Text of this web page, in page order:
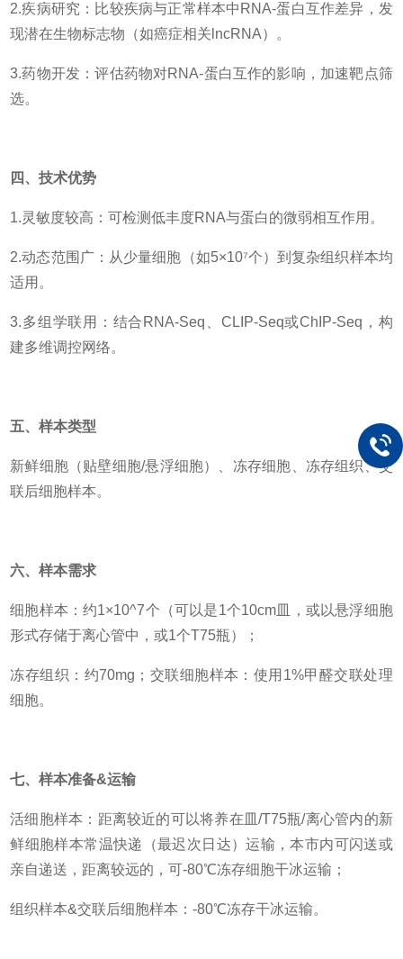
2.疾病研究：比较疾病与正常样本中RNA-蛋白互作差异，发
现潜在生物标志物（如癌症相关lncRNA）。
3.药物开发：评估药物对RNA-蛋白互作的影响，加速靶点筛
选。
四、技术优势
1.灵敏度较高：可检测低丰度RNA与蛋白的微弱相互作用。
2.动态范围广：从少量细胞（如5×10⁷个）到复杂组织样本均
适用。
3.多组学联用：结合RNA-Seq、CLIP-Seq或ChIP-Seq，构
建多维调控网络。
五、样本类型
新鲜细胞（贴壁细胞/悬浮细胞）、冻存细胞、冻存组织、交
联后细胞样本。
六、样本需求
细胞样本：约1×10^7个（可以是1个10cm皿，或以悬浮细胞
形式存储于离心管中，或1个T75瓶）；
冻存组织：约70mg；交联细胞样本：使用1%甲醛交联处理
细胞。
七、样本准备&运输
活细胞样本：距离较近的可以将养在皿/T75瓶/离心管内的新
鲜细胞样本常温快递（最迟次日达）运输，本市内可闪送或
亲自递送，距离较远的，可-80℃冻存细胞干冰运输；
组织样本&交联后细胞样本：-80℃冻存干冰运输。